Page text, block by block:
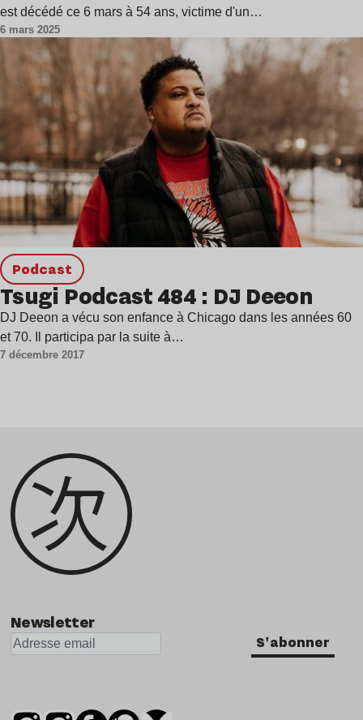
est décédé ce 6 mars à 54 ans, victime d'un…
6 mars 2025
podcast
Tsugi Podcast 484 : DJ Deeon
DJ Deeon a vécu son enfance à Chicago dans les années 60
et 70. Il participa par la suite à…
7 décembre 2017
Newsletter
S'abonner